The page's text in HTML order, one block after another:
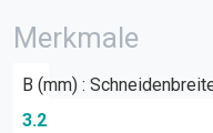
Merkmale
B (mm) :
3.2